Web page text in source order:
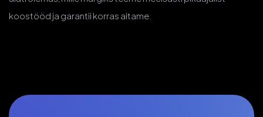
koostööd ja garantii korras aitame.